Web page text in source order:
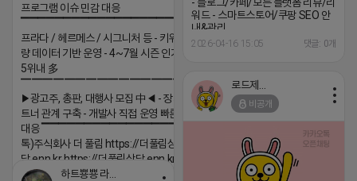
워드 - 스마트스토어/쿠팡 SEO 안
내&관리
2026-04-16 15:05 댓글: 0개
프로그램 이슈 민감 대응
▔▔▔▔▔▔▔▔▔▔▔▔▔▔▔▔▔▔ ▶쿠팡◀
프라다 / 헤르메스 / 시그니처 등 - 키워드 검색
량 데이터 기반 운영 - 4~7월 시즌 인기 키워드
5위내 多
▔▔▔▔▔▔▔▔▔▔▔▔▔▔▔▔▔▔
▶광고주, 총판, 대행사 모집 中◀ - 장기 협업 파
트너 관계 구축 - 개발사 직접 운영 빠른 피드백
대응 ▔▔▔▔▔▔▔▔▔▔▔▔▔▔▔▔▔▔ (카
톡)주식회사 더 풀림 https://더풀림상
담.enn.kr https://더풀림상담.enn.kr
비공개
하트뿅뿅 라이언